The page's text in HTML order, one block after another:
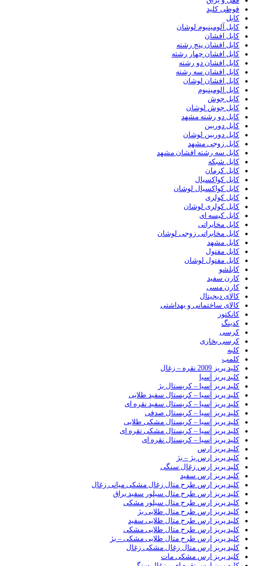
قوطی کلید
کابل
کابل آلومینیوم لوشان
کابل افشان
کابل افشان پنج رشته
کابل افشان چهار رشته
کابل افشان دو رشته
کابل افشان سه رشته
کابل افشان لوشان
کابل الومینیوم
کابل جوش
کابل جوش لوشان
کابل دو رشته مشهد
کابل دوربین
کابل دوربین لوشان
کابل زوجی مشهد
کابل سه رشته افشان مشهد
کابل شبکه
کابل کرمان
کابل کواکسیال
کابل کواکسیال لوشان
کابل کولری
کابل کولری لوشان
کابل کیسه ای
کابل مخابراتی
کابل مخابراتی زوجی لوشان
کابل مشهد
کابل مفتول
کابل مفتول لوشان
کابلشو
کارن سفید
کارن مسی
کالای دیجیتال
کالای ساختمانی و بهداشتی
کانکتور
کدینگ
کرسی
کرسی بخاری
کلبه
کلمپ
کلید پریز 2009 نقره – زغال
کلید پریز آسیا
کلید پریز آسیا – کریستال بژ
کلید پریز آسیا – کریستال سفید طلایی
کلید پریز آسیا – کریستال سفید نقره ای
کلید پریز آسیا – کریستال صدفی
کلید پریز آسیا – کریستال مشکی طلایی
کلید پریز آسیا – کریستال مشکی نقره ای
کلید پریز آسیا – کریستال نقره ای
کلید پریز ارس
کلید پریز ارس بژ – بژ
کلید پریز ارس زغال سنگی
کلید پریز ارس سفید
کلید پریز ارس طرح متال زغال مشکی میانی زغال
کلید پریز ارس طرح متال سیلور سفید براق
کلید پریز ارس طرح متال سیلور مشکی
کلید پریز ارس طرح متال طلایی بژ
کلید پریز ارس طرح متال طلایی سفید
کلید پریز ارس طرح متال طلایی مشکی
کلید پریز ارس طرح متال طلایی مشکی – بژ
کلید پریز ارس متال زغال مشکی زغال
کلید پریز ارس مشکی مات